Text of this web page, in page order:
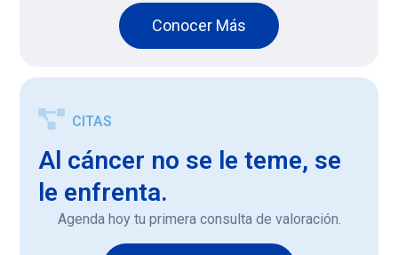
Conocer Más
CITAS
Al cáncer no se le teme, se
le enfrenta.
Agenda hoy tu primera consulta de valoración.